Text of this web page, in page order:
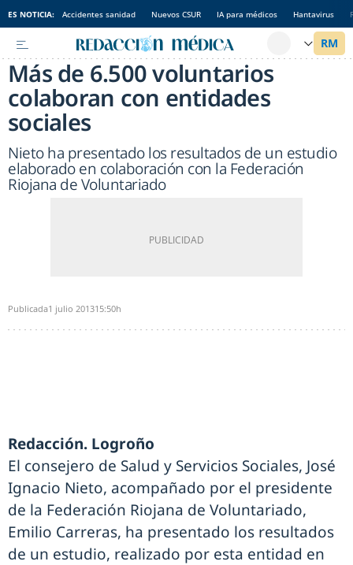
ES NOTICIA: Accidentes sanidad Nuevos CSUR IA para médicos Hantavirus
Más de 6.500 voluntarios
colaboran con entidades
sociales
Nieto ha presentado los resultados de un estudio
elaborado en colaboración con la Federación
Riojana de Voluntariado
Publicada1 julio 201315:50h
Redacción. Logroño
El consejero de Salud y Servicios Sociales, José
Ignacio Nieto, acompañado por el presidente
de la Federación Riojana de Voluntariado,
Emilio Carreras, ha presentado los resultados
de un estudio, realizado por esta entidad en